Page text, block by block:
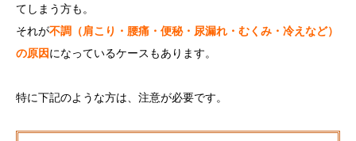
てしまう方も。
それが不調（肩こり・腰痛・便秘・尿漏れ・むくみ・冷えなど）
の原因になっているケースもあります。
特に下記のような方は、注意が必要です。